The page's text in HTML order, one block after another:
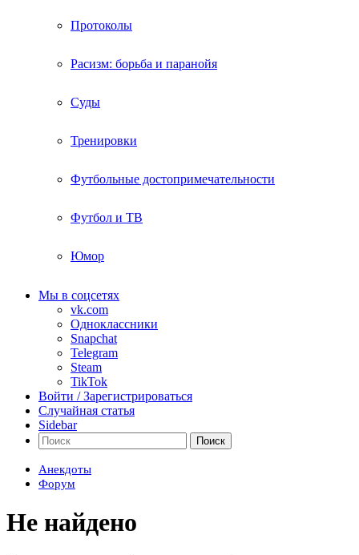
Протоколы
Расизм: борьба и паранойя
Суды
Тренировки
Футбольные достопримечательности
Футбол и ТВ
Юмор
Мы в соцсетях
vk.com
Одноклассники
Snapchat
Telegram
Steam
TikTok
Войти / Зарегистрироваться
Случайная статья
Sidebar
Поиск
Анекдоты
Форум
Не найдено